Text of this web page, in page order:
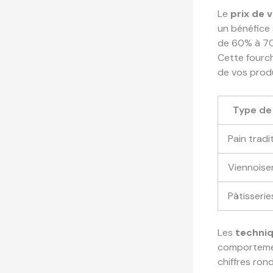
Le prix de
un bénéfice
de 60% à
Cette
de vos
Type
Pain
Les
chiffres